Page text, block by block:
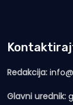
Redakcija:
Glavni urednik: